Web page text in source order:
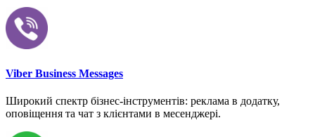
Viber Business Messages
Широкий спектр бізнес-інструментів: реклама в додатку,
оповіщення та чат з клієнтами в месенджері.